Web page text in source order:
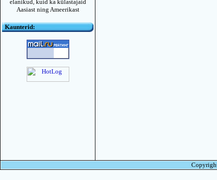
elanikud, kuid ka külastajaid
Aasiast ning Ameerikast
Kaunterid: